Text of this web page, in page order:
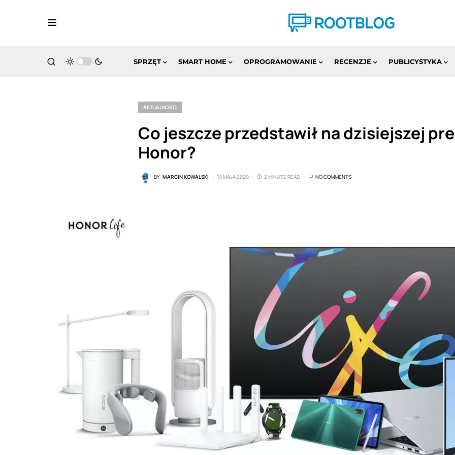
SPRZĘT SMART HOME OPROGRAMOWANIE RECENZJE PUBLICYSTYKA
AKTUALNOŚCI
Co jeszcze przedstawił na dzisiejszej
Honor?
BY MARCIN KOWALSKI 19 MAJA 2020 2 MINUTE READ NO COMMENTS